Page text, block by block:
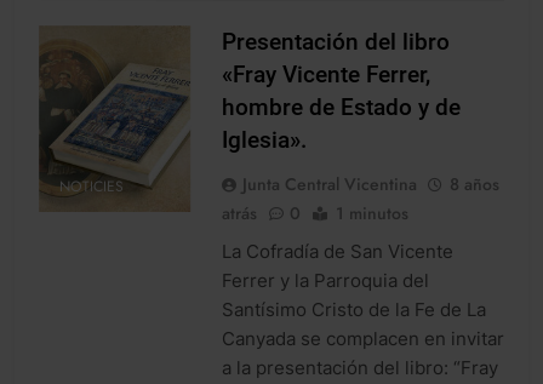
NOTICIES
Presentación del libro
«Fray Vicente Ferrer,
hombre de Estado y de
Iglesia».
Junta Central Vicentina
8 años
atrás
0 1 minutos
La Cofradía de San Vicente
Ferrer y la Parroquia del
Santísimo Cristo de la Fe de La
Canyada se complacen en invitar
a la presentación del libro: “Fray